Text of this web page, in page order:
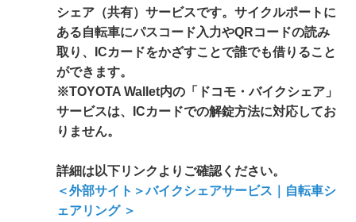
シェア（共有）サービスです。サイクルポートに
ある自転車にパスコード入力やQRコードの読み
取り、ICカードをかざすことで誰でも借りること
ができます。
※TOYOTA Wallet内の「ドコモ・バイクシェア」
サービスは、ICカードでの解錠方法に対応してお
りません。
詳細は以下リンクよりご確認ください。
＜外部サイト＞バイクシェアサービス｜自転車シ
ェアリング ＞